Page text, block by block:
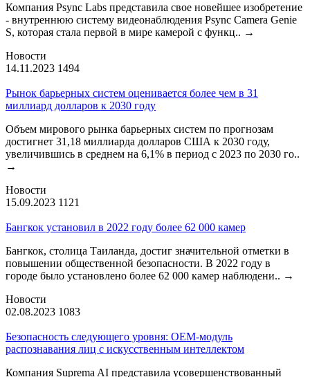
Компания Psync Labs представила свое новейшее изобретение
- внутреннюю систему видеонаблюдения Psync Camera Genie
S, которая стала первой в мире камерой с функц.. →
Новости
14.11.2023 1494
Рынок барьерных систем оценивается более чем в 31
миллиард долларов к 2030 году
Объем мирового рынка барьерных систем по прогнозам
достигнет 31,18 миллиарда долларов США к 2030 году,
увеличившись в среднем на 6,1% в период с 2023 по 2030 го..
→
Новости
15.09.2023 1121
Бангкок установил в 2022 году более 62 000 камер
Бангкок, столица Таиланда, достиг значительной отметки в
повышении общественной безопасности. В 2022 году в
городе было установлено более 62 000 камер наблюдени.. →
Новости
02.08.2023 1083
Безопасность следующего уровня: OEM-модуль
распознавания лиц с искусственным интеллектом
Компания Suprema AI представила усовершенствованный